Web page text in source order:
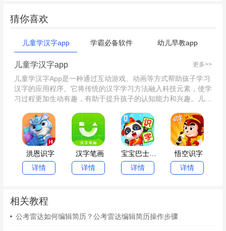
猜你喜欢
儿童学汉字app 学霸必备软件 幼儿早教app
儿童学汉字app 更多>>
儿童学汉字App是一种通过互动游戏、动画等方式帮助孩子学习
汉字的应用程序。它将传统的汉字学习方法融入科技元素，使学
习过程更加生动有趣，有助于提升孩子的认知能力和兴趣。儿童
件下载，望能助您提升效率，快速解决遇到的难题！
洪恩识字
详情
汉字笔画
详情
宝宝巴士汉字
详情
悟空识字
详情
相关教程
公考雷达如何编辑简历？公考雷达编辑简历操作步骤